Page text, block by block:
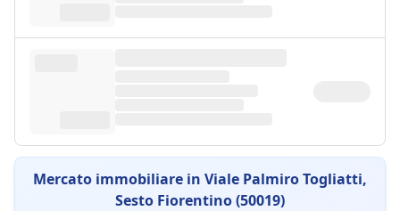
Mercato immobiliare in Viale Palmiro Togliatti,
Sesto Fiorentino (50019)